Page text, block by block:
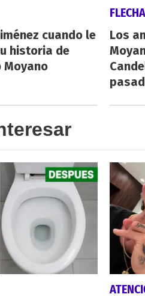
cuando le
historia de
Moyano
Los